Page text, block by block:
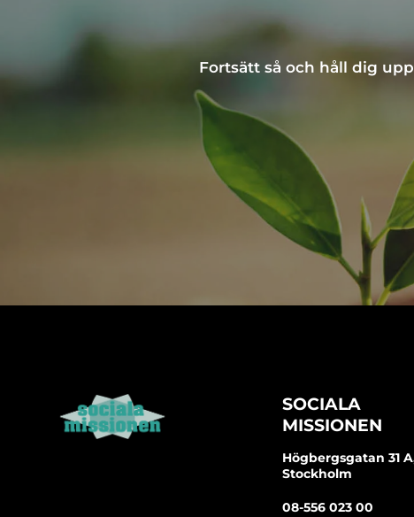
Fortsätt så och håll dig
SOCIALA
MISSIONEN
Högbergsgatan 31
Stockholm
08-556 023 00